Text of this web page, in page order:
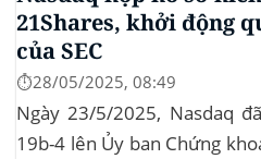
21Shares, khởi động
của SEC
⏱️28/05/2025, 08:49
Ngày 23/5/2025, Nasdaq
19b-4 lên Ủy ban Chứng